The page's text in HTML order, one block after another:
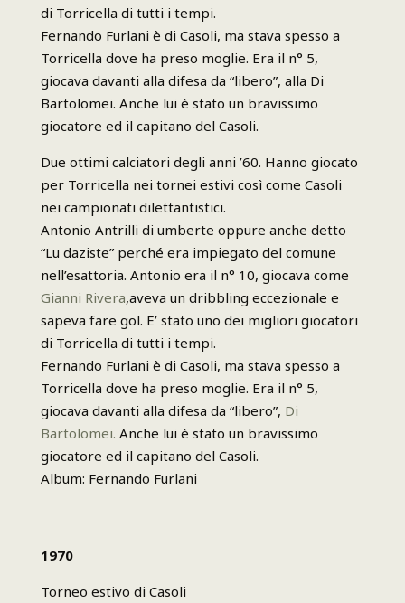
di Torricella di tutti i tempi.
Fernando Furlani è di Casoli, ma stava spesso a
Torricella dove ha preso moglie. Era il n° 5,
giocava davanti alla difesa da “libero”, alla Di
Bartolomei. Anche lui è stato un bravissimo
giocatore ed il capitano del Casoli.
Due ottimi calciatori degli anni ’60. Hanno giocato
per Torricella nei tornei estivi così come Casoli
nei campionati dilettantistici.
Antonio Antrilli di umberte oppure anche detto
“Lu daziste” perché era impiegato del comune
nell’esattoria. Antonio era il n° 10, giocava come
Gianni Rivera,aveva un dribbling eccezionale e
sapeva fare gol. E’ stato uno dei migliori giocatori
di Torricella di tutti i tempi.
Fernando Furlani è di Casoli, ma stava spesso a
Torricella dove ha preso moglie. Era il n° 5,
giocava davanti alla difesa da “libero”, Di
Bartolomei. Anche lui è stato un bravissimo
giocatore ed il capitano del Casoli.
Album: Fernando Furlani
1970
Torneo estivo di Casoli